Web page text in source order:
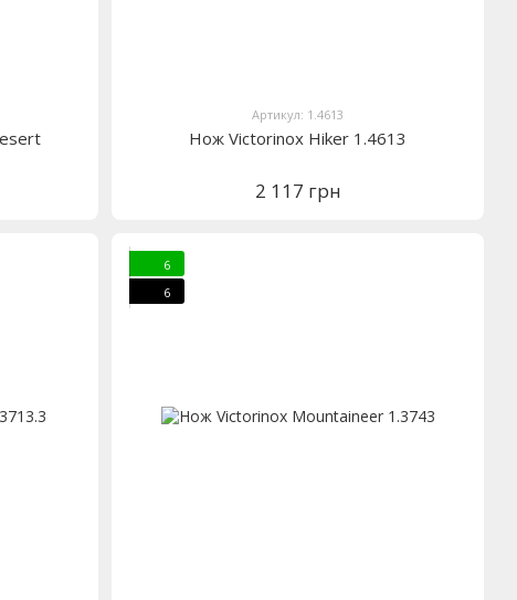
Артикул: 1.4613
Нож Victorinox Hiker 1.4613
2 117 грн
6
6